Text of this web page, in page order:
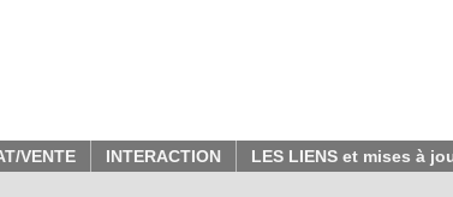
VENTE INTERACTION LES LIENS et mises à